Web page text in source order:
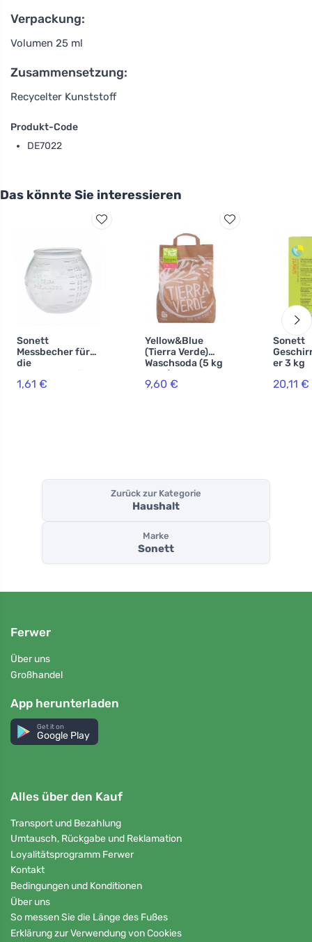
Verpackung:
Volumen 25 ml
Zusammensetzung:
Recycelter Kunststoff
Produkt-Code
DE7022
Das könnte Sie interessieren
Sonett
Messbecher für
die
Waschmaschine
1,61 €
Yellow&Blue
(Tierra Verde)
Waschsoda (5 kg
Sack) - zur
Herstellung von
9,60 €
Sonett
er 3 kg
20,11 €
Zurück zur Kategorie
Haushalt
Marke
Sonett
Ferwer
Über uns
Großhandel
App herunterladen
Get it on
Google Play
Alles über den Kauf
Transport und Bezahlung
Umtausch, Rückgabe und Reklamation
Loyalitätsprogramm Ferwer
Kontakt
Bedingungen und Konditionen
Über uns
So messen Sie die Länge des Fußes
Erklärung zur Verwendung von Cookies